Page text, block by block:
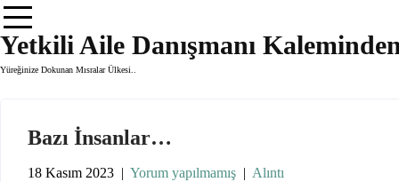
Skip
to
content
Yetkili Aile Danışmanı
Yüreğinize Dokunan Mısralar Ülkesi..
Bazı İnsanlar…
18 Kasım 2023 | Yorum yapılmamış | Alıntı